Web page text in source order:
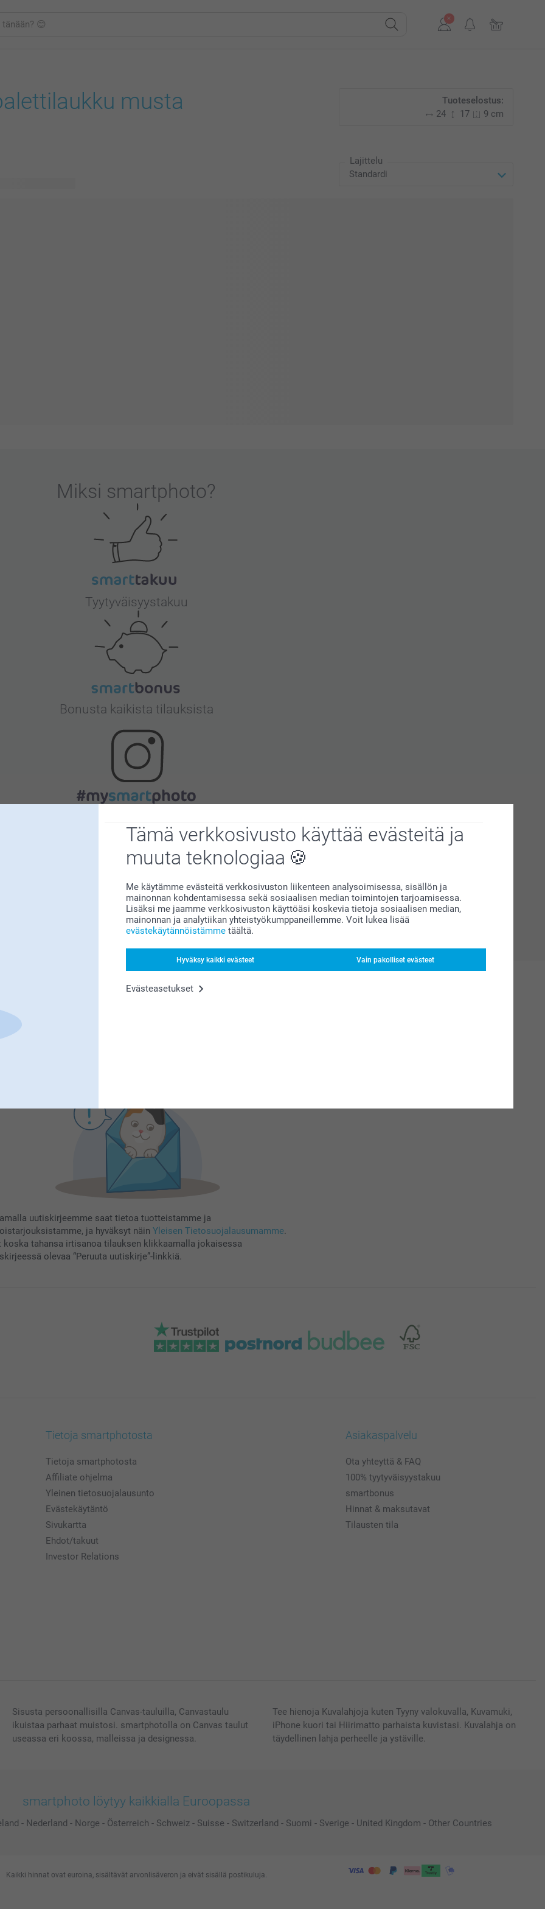
Tämä verkkosivusto käyttää evästeitä ja
muuta teknologiaa
Me käytämme evästeitä verkkosivuston liikenteen analysoimisessa, sisällön ja
mainonnan kohdentamisessa sekä sosiaalisen median toimintojen tarjoamisessa.
Lisäksi me jaamme verkkosivuston käyttöäsi koskevia tietoja sosiaalisen median,
mainonnan ja analytiikan yhteistyökumppaneillemme. Voit lukea lisää
evästekäytännöistämme täältä.
Hyväksy kaikki evästeet Vain pakolliset evästeet
Evästeasetukset
musta
Tuoteselostus:
24
17 9 cm
Lajittelu
Miksi smartphoto?
Tyytyväisyystakuu
Bonusta kaikista tilauksista
Olemme täällä sinun vuoksesi
Tilaa uutiskirje
sähköpostiosoitteesi tähän
uutiskirjeemme saat tietoa tuotteistamme ja
ja hyväksyt näin Yleisen Tietosuojalausumamme.
koska tahansa irtisanoa tilauksen klikkaamalla jokaisessa
olevaa “Peruuta uutiskirje”-linkkiä.
Tietoja smartphotosta
Tietoja smartphotosta
Affiliate ohjelma
Yleinen tietosuojalausunto
Evästekäytäntö
Sivukartta
Ehdot/takuut
Investor Relations
Asiakaspalvelu
Ota yhteyttä & FAQ
100% tyytyväisyystakuu
smartbonus
Hinnat & maksutavat
Tilausten tila
Sisusta persoonallisilla Canvas-tauluilla, Canvastaulu
ikuistaa parhaat muistosi. smartphotolla on Canvas taulut
useassa eri koossa, malleissa ja designessa.
Tee hienoja Kuvalahjoja kuten Tyyny valokuvalla, Kuvamuki,
iPhone kuori tai Hiirimatto parhaista kuvistasi. Kuvalahja on
täydellinen lahja perheelle ja ystäville.
smartphoto löytyy kaikkialla Euroopassa
- Nederland - Norge - Österreich - Schweiz - Suisse - Switzerland - Suomi - Sverige - United Kingdom - Other Countries
Kaikki hinnat ovat euroina, sisältävät arvonlisäveron ja eivät sisällä postikuluja.